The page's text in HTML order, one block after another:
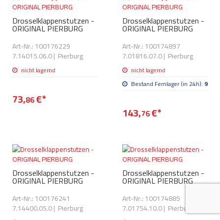
Lecksuchtechnik
Werkzeuge & kleine
Lokring
Klimaanlage
Elektrik
Kupplung/-anbauteile
Abgasanlage
Benzineinspritzung
Weitere Kategorien
Stecker für
AdBlue
Werkstattausrüstung
Reiniger/
Dichtmasse
Öle
ANMELDEN
REGISTRIEREN
MERKZETTEL
Drosselklappenstutzen -
ORIGINAL PIERBURG
Art-Nr.: 100176229
7.14015.06.0| Pierburg
nicht lagernd
73,86€*
Drosselklappenstutzen -
ORIGINAL PIERBURG
Art-Nr.: 100174897
7.01816.07.0| Pierburg
nicht lagernd
Bestand Fernlager (in 24h): 9
143,76€*
Drosselklappenstutzen -
ORIGINAL PIERBURG
Art-Nr.: 100176241
7.14400.05.0| Pierburg
Drosselklappenstutzen -
ORIGINAL PIERBURG
Art-Nr.: 100174885
7.01754.10.0| Pierburg